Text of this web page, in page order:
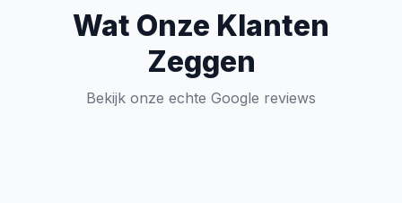
Wat Onze Klanten
Zeggen
Bekijk onze echte Google reviews